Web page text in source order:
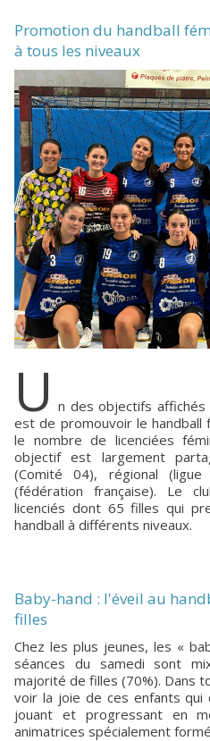
Promotion du handball
à tous les niveaux
U n des objectifs affichés
est de promouvoir le handball
le nombre de licenciées
objectif est largement
(Comité 04), régional
(fédération française). Le
licenciés dont 65 filles qui
handball à différents niveaux.
Baby-hand : l'éveil au
filles
Chez les plus jeunes, les « baby-hand », de 3 à 6 ans, les
séances du samedi sont
majorité de filles (70%). Dans
voir la joie de ces enfants
jouant et progressant en
animatrices spécialement